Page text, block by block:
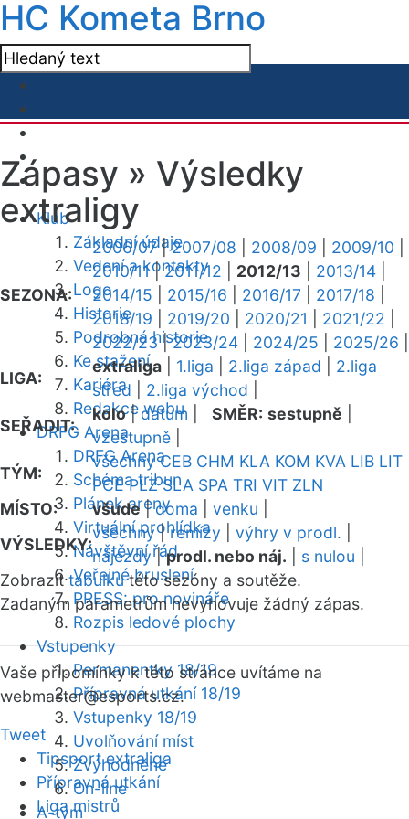
HC Kometa Brno
Klub
Základní údaje
Vedení a kontakty
Logo
Historie
Podrobná historie
Ke stažení
Kariéra
Redakce webu
DRFG Arena
DRFG Arena
Schéma tribun
Plánek areny
Virtuální prohlídka
Návštěvní řád
Veřejné bruslení
PRESS: pro novináře
Rozpis ledové plochy
Vstupenky
Permanentky 18/19
Přípravná utkání 18/19
Vstupenky 18/19
Uvolňování míst
Zvýhodněné
On-line
A-tým
Zápasy » Výsledky
extraligy
SEZONA:
2006/07|2007/08 2008/09 2009/10
2010/11|2011/12 2012/13 2013/14
2014/15
2015/16 2016/17 2017/18
2018/19
2019/20 2020/21 2021/22
2022/23|2023/24 2024/25 2025/26
LIGA:
extraliga 1.liga 2.liga západ
2.liga
střed
2.liga východ
SEŘADIT:
kolo|datum SMĚR: sestupně
vzestupně
TÝM:
všechny CEB CHM KLA KOM KVA LIB LIT
PCE PLZ SLA SPA TRI VIT ZLN
MÍSTO:
všude|doma venku
VÝSLEDKY:
všechny|remízy výhry v prodl.
nájezdy|prodl. nebo náj. s nulou
Zobrazittabulkutéto sezóny a soutěže.
Zadaným parametrům nevyhovuje žádný zápas.
Vaše připomínky k této stránce uvítáme na
webmaster@esports.cz.
Tweet
Tipsport extraliga
Přípravná utkání
Liga mistrů